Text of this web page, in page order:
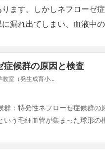
ます。しかしネフローゼ
漏れ出てしまい、血液中
症候群の原因と検査
室（発生成育小...
群：特発性ネフローゼ症候群の
う毛細血管が集まった球形の